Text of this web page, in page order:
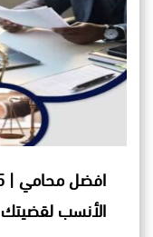
الأنسب لقضيتك